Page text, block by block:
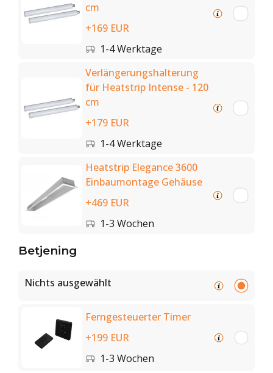
cm
+169 EUR
1-4 Werktage
Verlängerungshalterung
für Heatstrip Intense - 120
cm
+179 EUR
1-4 Werktage
Heatstrip Elegance 3600
Einbaumontage Gehäuse
+469 EUR
1-3 Wochen
Betjening
Nichts ausgewählt
Ferngesteuerter Timer
+199 EUR
1-3 Wochen